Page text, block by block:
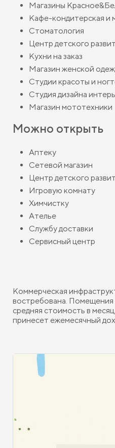
​Магазины
Кафе-кондитерская и
Стоматология
​Центр детского
Кухни на заказ
Магазин женской
Студии красоты и
Студия дизайна
Магазин мототехники
Можно открыть
Аптеку
Сетевой магазин
Центр детского
Игровую комнату
Химчистку
Ателье
Службу доставки
Сервисный центр
Коммерческая
востребована. Помещения
средняя стоимость в
принесет ежемесячный